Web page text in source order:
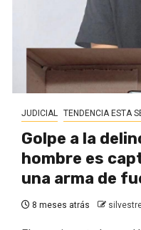
JUDICIAL TENDENCIA ESTA
Golpe a la
hombre es
una arma de
8 meses atrás